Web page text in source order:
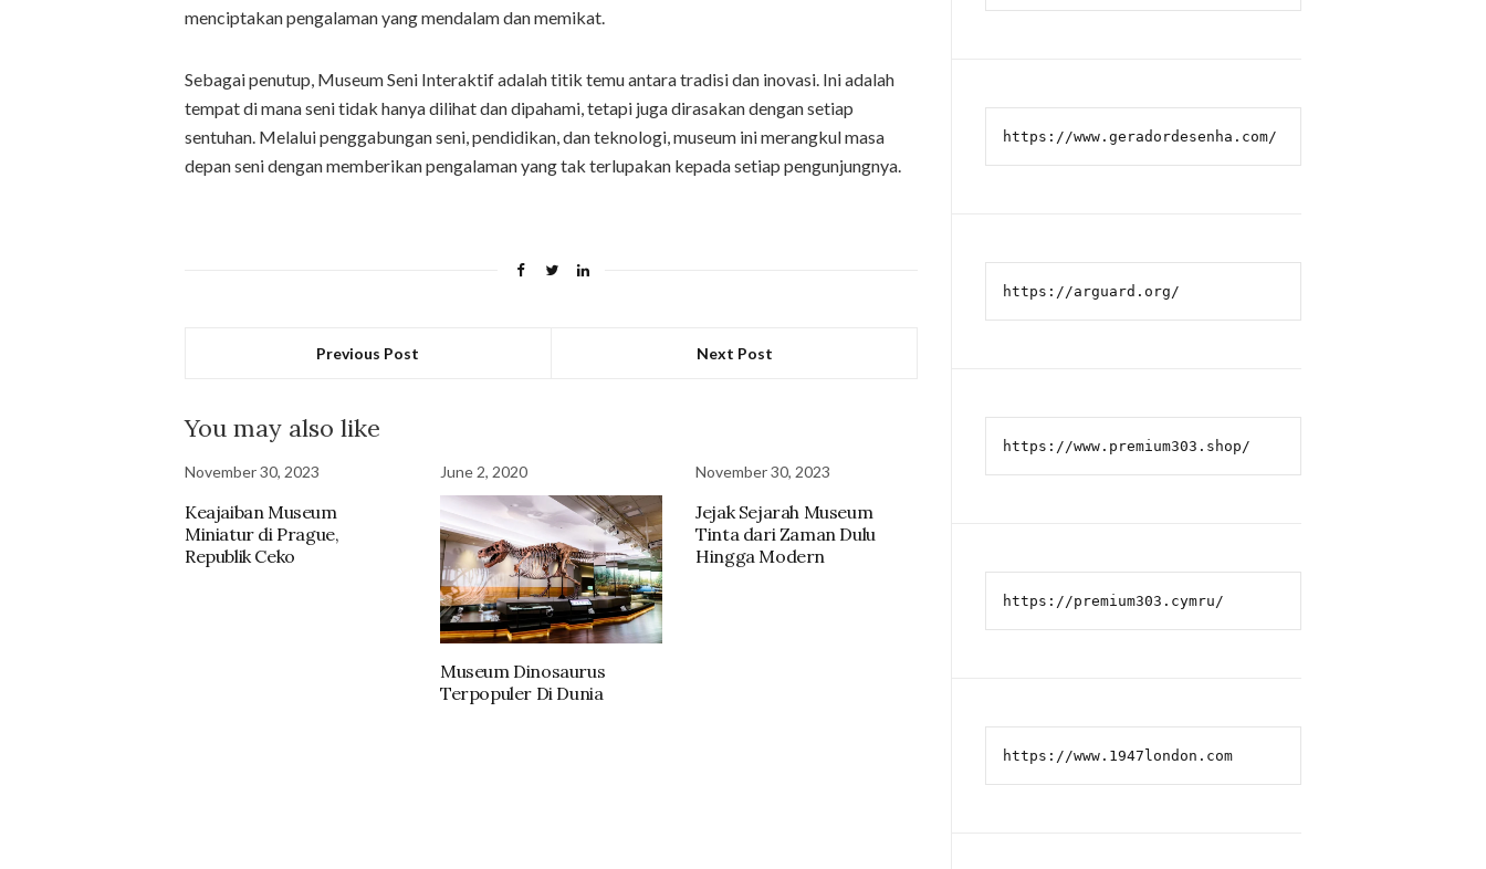
menciptakan pengalaman yang mendalam dan memikat.
Sebagai penutup, Museum Seni Interaktif adalah titik temu antara tradisi dan inovasi. Ini adalah
tempat di mana seni tidak hanya dilihat dan dipahami, tetapi juga dirasakan dengan setiap
sentuhan. Melalui penggabungan seni, pendidikan, dan teknologi, museum ini merangkul masa
depan seni dengan memberikan pengalaman yang tak terlupakan kepada setiap pengunjungnya.
Previous Post Next Post
You may also like
November 30, 2023
Keajaiban Museum
Miniatur di Prague,
Republik Ceko
June 2, 2020
Museum Dinosaurus
Terpopuler Di Dunia
November 30, 2023
Jejak Sejarah Museum
Tinta dari Zaman Dulu
Hingga Modern
https://www.geradordesenha.com/
https://arguard.org/
https://www.premium303.shop/
https://premium303.cymru/
https://www.1947london.com